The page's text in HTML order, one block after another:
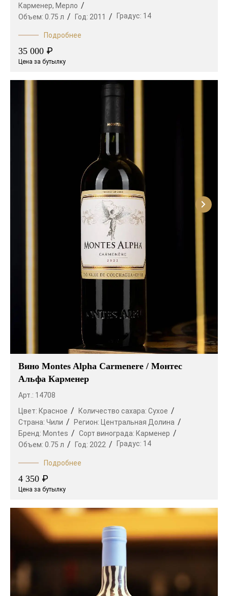
Карменер, Мерло
Объем: 0.75 л Год: 2011 Градус: 14
Подробнее
35 000 ₽
Цена за бутылку
Вино Montes Alpha Carmenere / Монтес
Альфа Карменер
Арт.: 14708
Цвет: Красное Количество сахара: Сухое
Страна: Чили Регион: Центральная Долина
Бренд: Montes Сорт винограда: Карменер
Объем: 0.75 л Год: 2022 Градус: 14
Подробнее
4 350 ₽
Цена за бутылку